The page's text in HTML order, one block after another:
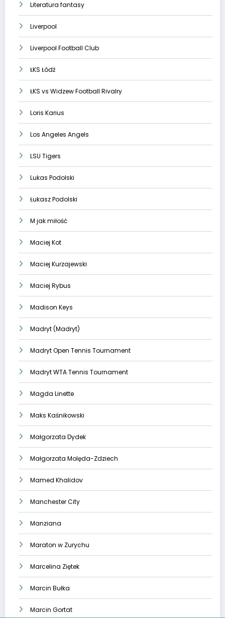
Literatura fantasy
Liverpool
Liverpool Football Club
ŁKS Łódź
ŁKS vs Widzew Football Rivalry
Loris Karius
Los Angeles Angels
LSU Tigers
Lukas Podolski
Łukasz Podolski
M jak miłość
Maciej Kot
Maciej Kurzajewski
Maciej Rybus
Madison Keys
Madryt (Madryt)
Madryt Open Tennis Tournament
Madryt WTA Tennis Tournament
Magda Linette
Maks Kaśnikowski
Małgorzata Dydek
Małgorzata Molęda-Zdziech
Mamed Khalidov
Manchester City
Manziana
Maraton w Zurychu
Marcelina Ziętek
Marcin Bułka
Marcin Gortat